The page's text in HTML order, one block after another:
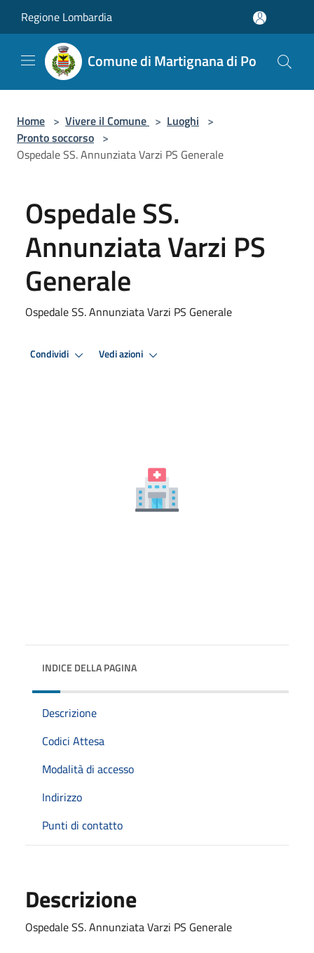
Regione Lombardia
Comune di Martignana di Po
Home > Vivere il Comune > Luoghi >
Pronto soccorso >
Ospedale SS. Annunziata Varzi PS Generale
Ospedale SS.
Annunziata Varzi PS
Generale
Ospedale SS. Annunziata Varzi PS Generale
Condividi Vedi azioni
INDICE DELLA PAGINA
Descrizione
Codici Attesa
Modalità di accesso
Indirizzo
Punti di contatto
Descrizione
Ospedale SS. Annunziata Varzi PS Generale